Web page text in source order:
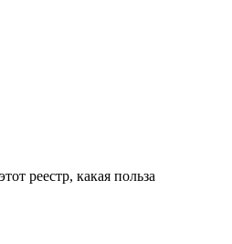
реестр, какая польза